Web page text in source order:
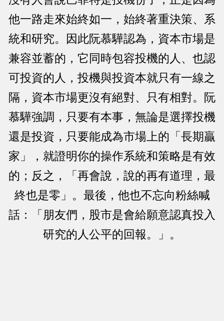
他一路走來始終如一，始終著重決策、系
統和研究。因此阮慕驊認為，資本市場是
兼容並蓄的，它同時包容投機的人、也認
可投資的人，投機與投資本就只有一線之
隔，資本市場更沒有絕對、只有相對。阮
慕驊強調，只要有本事，無論是選擇投機
還是投資，只要能成為市場上的「長期贏
家」，就證明你的操作系統和策略是有效
的；反之，「再會說，說的再有道理，最
終也是零」。最後，他也不忘向粉絲喊
話：「朋友們，股市是會給願意認真投入
研究的人公平的回報。」。